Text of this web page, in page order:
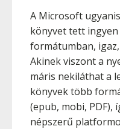
A Microsoft
könyvet tett
formátumban,
Akinek viszont a
máris nekiláthat a
könyvek több
(epub, mobi, PDF),
népszerű